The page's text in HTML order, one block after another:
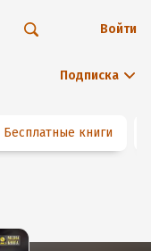
Подписка
Войти
Бесплатные книги